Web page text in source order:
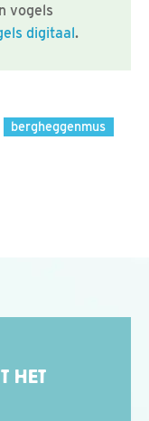
vogels
digitaal.
bergheggenmus
HET